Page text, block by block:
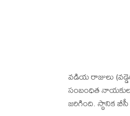
వడియ రాజులు
సంబంధిత
జరిగింది. స్థానిక